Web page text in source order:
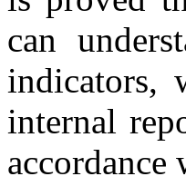
can
indicators,
internal